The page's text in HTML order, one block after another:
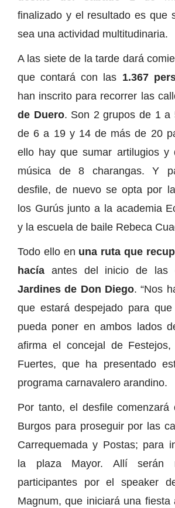
finalizado y el resultado es que
sea una actividad multitudinaria.
A las siete de la tarde dará
que contará con las 1.367
han inscrito para recorrer las
de Duero. Son 2 grupos de 1 a
de 6 a 19 y 14 de más de 20
ello hay que sumar artilugios y
música de 8 charangas. Y
desfile, de nuevo se opta por
los Gurús junto a la academia
y la escuela de baile Rebeca
Todo ello en una ruta que
hacía antes del inicio de las
Jardines de Don Diego. “Nos
que estará despejado para
pueda poner en ambos lados
afirma el concejal de Festejos,
Fuertes, que ha presentado
programa carnavalero arandino.
Por tanto, el desfile comenzará
Burgos para proseguir por las
Carrequemada y Postas; para
la plaza Mayor. Allí serán
participantes por el speaker
Magnum, que iniciará una fiesta